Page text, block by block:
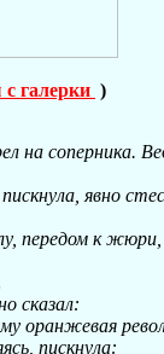
галерки )
на соперника.
явно
передом к
сказал:
оранжевая
пискнула: